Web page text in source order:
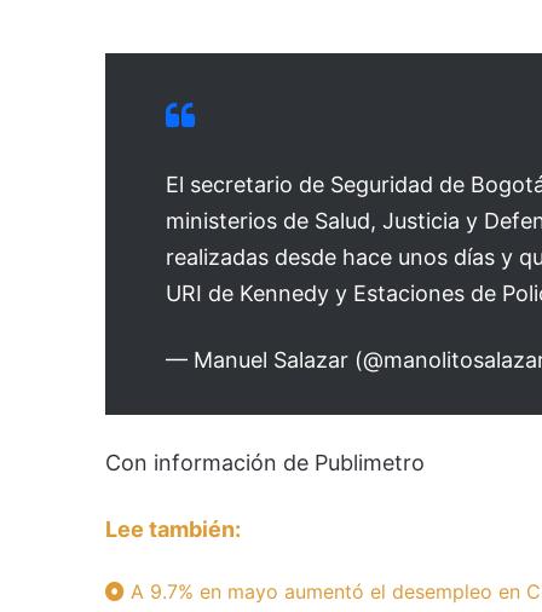
El secretario de Seguridad de
ministerios de Salud, Justicia y
realizadas desde hace unos días y
URI de Kennedy y Estaciones de
— Manuel Salazar
Con información de Publimetro
Lee también:
A 9.7% en mayo aumentó el desempleo en